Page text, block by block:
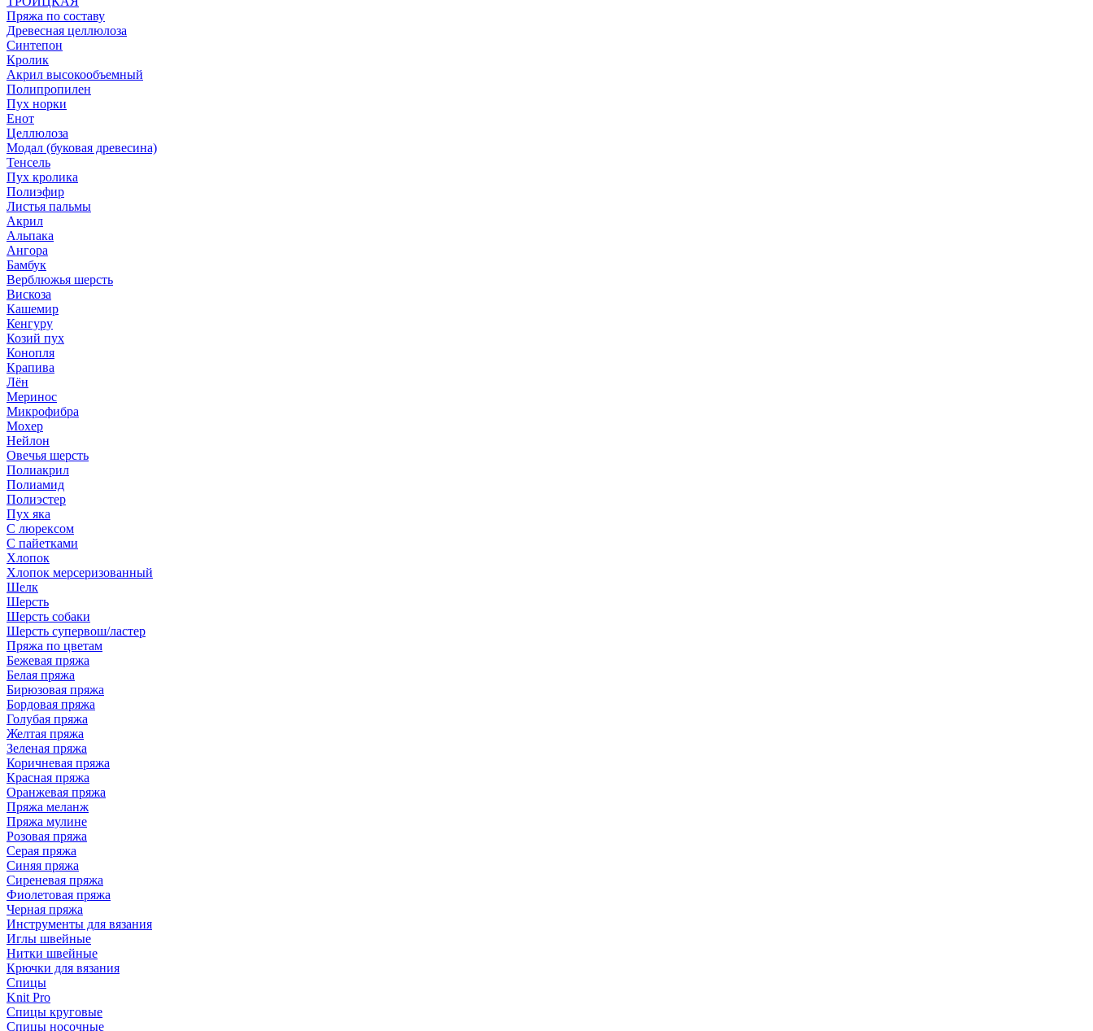
Пряжа по составу
Древесная целлюлоза
Синтепон
Кролик
Акрил высокообъемный
Полипропилен
Пух норки
Енот
Целлюлоза
Модал (буковая древесина)
Тенсель
Пух кролика
Полиэфир
Листья пальмы
Акрил
Альпака
Ангора
Бамбук
Верблюжья шерсть
Вискоза
Кашемир
Кенгуру
Козий пух
Конопля
Крапива
Лён
Меринос
Микрофибра
Мохер
Нейлон
Овечья шерсть
Полиакрил
Полиамид
Полиэстер
Пух яка
С люрексом
С пайетками
Хлопок
Хлопок мерсеризованный
Шелк
Шерсть
Шерсть собаки
Шерсть супервош/ластер
Пряжа по цветам
Бежевая пряжа
Белая пряжа
Бирюзовая пряжа
Бордовая пряжа
Голубая пряжа
Желтая пряжа
Зеленая пряжа
Коричневая пряжа
Красная пряжа
Оранжевая пряжа
Пряжа меланж
Пряжа мулине
Розовая пряжа
Серая пряжа
Синяя пряжа
Сиреневая пряжа
Фиолетовая пряжа
Черная пряжа
Инструменты для вязания
Иглы швейные
Нитки швейные
Крючки для вязания
Спицы
Knit Pro
Спицы круговые
Спицы носочные